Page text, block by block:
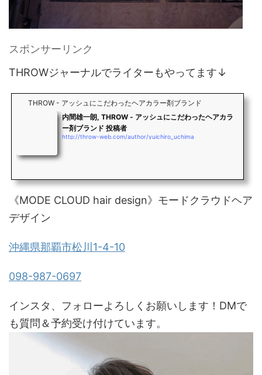
スポンサーリンク
THROWジャーナルでライターもやってます↓
THROW - アッシュにこだわったヘアカラー剤ブランド
内間雄一朗, THROW - アッシュにこだわったヘアカラ
ー剤ブランド 投稿者
http://throw-web.com/author/yuichiro_uchima
《MODE CLOUD hair design》モードクラウドヘア
デザイン
沖縄県那覇市松川1-4-10
098-987-0697
インスタ、フォローよろしくお願いします！DMで
も質問＆予約受け付けています。